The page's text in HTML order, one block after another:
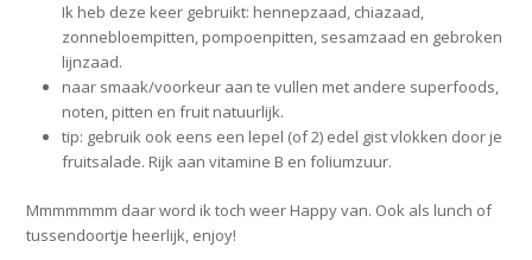
Ik heb deze keer gebruikt: hennepzaad, chiazaad,
zonnebloempitten, pompoenpitten, sesamzaad en gebroken
lijnzaad.
naar smaak/voorkeur aan te vullen met andere superfoods,
noten, pitten en fruit natuurlijk.
tip: gebruik ook eens een lepel (of 2) edel gist vlokken door je
fruitsalade. Rijk aan vitamine B en foliumzuur.
Mmmmmmm daar word ik toch weer Happy van. Ook als lunch of
tussendoortje heerlijk, enjoy!